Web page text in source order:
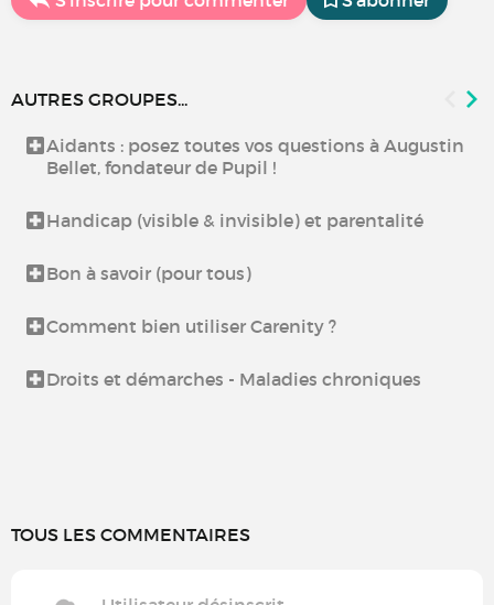
AUTRES GROUPES...
Aidants : posez toutes vos questions à Augustin
Bellet, fondateur de Pupil !
Handicap (visible & invisible) et parentalité
Bon à savoir (pour tous)
Comment bien utiliser Carenity ?
Droits et démarches - Maladies chroniques
TOUS LES COMMENTAIRES